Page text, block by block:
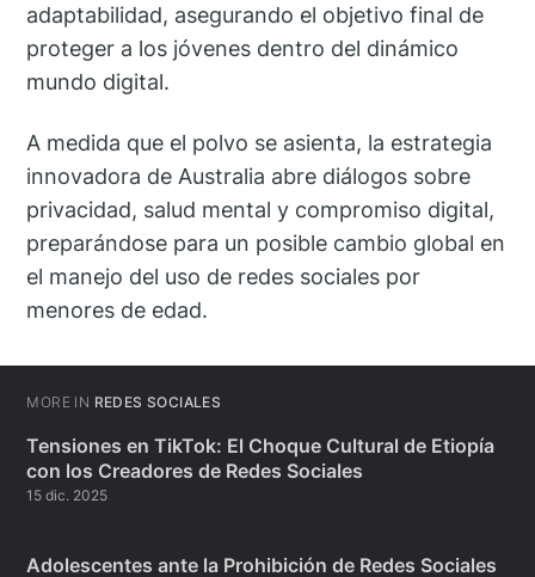
adaptabilidad, asegurando el objetivo final de
proteger a los jóvenes dentro del dinámico
mundo digital.
A medida que el polvo se asienta, la estrategia
innovadora de Australia abre diálogos sobre
privacidad, salud mental y compromiso digital,
preparándose para un posible cambio global en
el manejo del uso de redes sociales por
menores de edad.
MORE IN REDES SOCIALES
Tensiones en TikTok: El Choque Cultural de Etiopía
con los Creadores de Redes Sociales
15 dic. 2025
Adolescentes ante la Prohibición de Redes Sociales